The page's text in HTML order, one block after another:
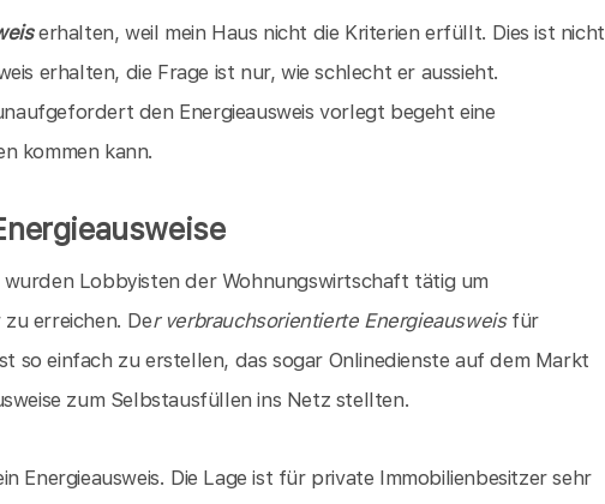
erhalten, weil mein Haus nicht die Kriterien erfüllt. Dies ist nicht
erhalten, die Frage ist nur, wie schlecht er aussieht.
den Energieausweis vorlegt begeht eine
kommen kann.
Lobbyisten der Wohnungswirtschaft tätig um
erreichen. Der verbrauchsorientierte Energieausweisfür
so einfach zu erstellen, das sogar Onlinedienste auf dem Markt
zum Selbstausfüllen ins Netz stellten.
Energieausweis. Die Lage ist für private Immobilienbesitzer sehr